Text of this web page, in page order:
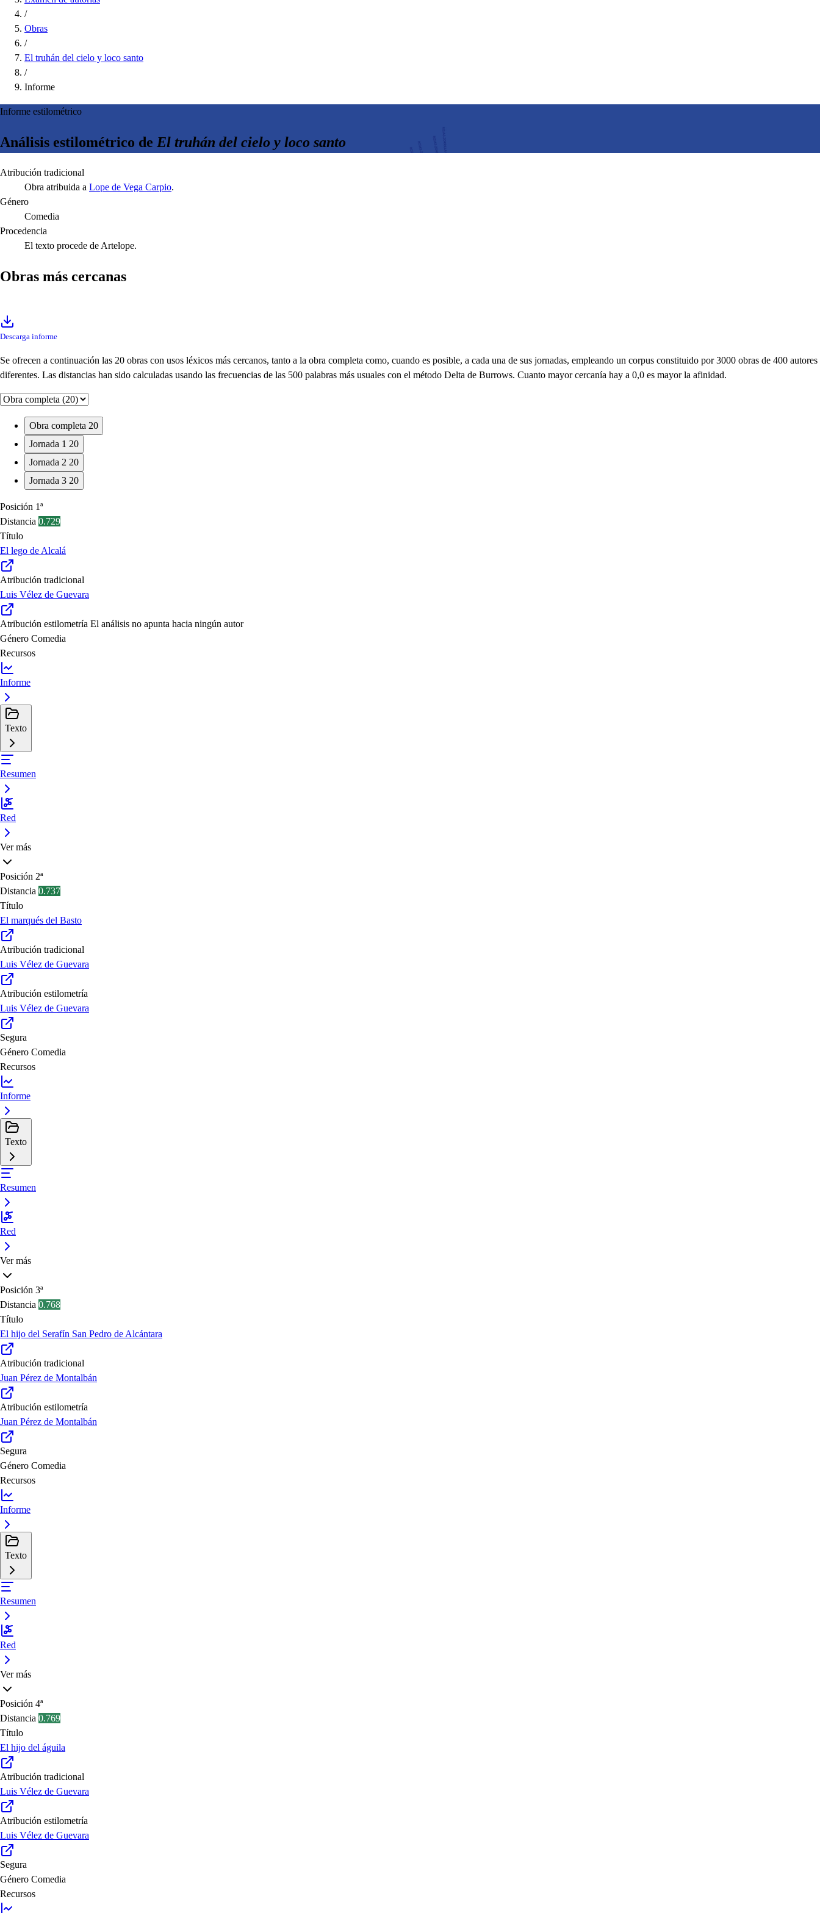
/
Obras
/
El truhán del cielo y loco santo
/
Informe
Informe estilométrico
Análisis estilométrico de El truhán del cielo y loco santo
Atribución tradicional
Obra atribuida a Lope de Vega Carpio.
Género
Comedia
Procedencia
El texto procede de Artelope.
Obras más cercanas
Descarga informe
Se ofrecen a continuación las 20 obras con usos léxicos más cercanos, tanto a la obra completa como, cuando es posible, a cada una de sus jornadas, empleando un corpus constituido por 3000 obras de 400 autores
diferentes. Las distancias han sido calculadas usando las frecuencias de las 500 palabras más usuales con el método Delta de Burrows. Cuanto mayor cercanía hay a 0,0 es mayor la afinidad.
Obra completa 20
Jornada 1 20
Jornada 2 20
Jornada 3 20
Posición 1ª
Distancia 0.729
Título
El lego de Alcalá
Atribución tradicional
Luis Vélez de Guevara
Atribución estilometría El análisis no apunta hacia ningún autor
Género Comedia
Recursos
Informe
Texto
Resumen
Red
Ver más
Posición 2ª
Distancia 0.737
Título
El marqués del Basto
Atribución tradicional
Luis Vélez de Guevara
Atribución estilometría
Luis Vélez de Guevara
Segura
Género Comedia
Recursos
Informe
Texto
Resumen
Red
Ver más
Posición 3ª
Distancia 0.768
Título
El hijo del Serafín San Pedro de Alcántara
Atribución tradicional
Juan Pérez de Montalbán
Atribución estilometría
Juan Pérez de Montalbán
Segura
Género Comedia
Recursos
Informe
Texto
Resumen
Red
Ver más
Posición 4ª
Distancia 0.769
Título
El hijo del águila
Atribución tradicional
Luis Vélez de Guevara
Atribución estilometría
Luis Vélez de Guevara
Segura
Género Comedia
Recursos